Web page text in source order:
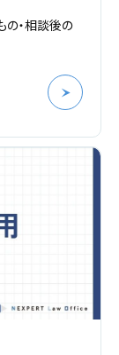
・相談後の